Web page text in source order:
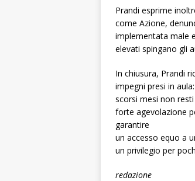
Prandi esprime
come Azione,
implementata male
elevati spingano gli
In chiusura, Prandi
impegni presi in
scorsi mesi non
forte agevolazione
garantire
un accesso equo a
un privilegio per
redazione